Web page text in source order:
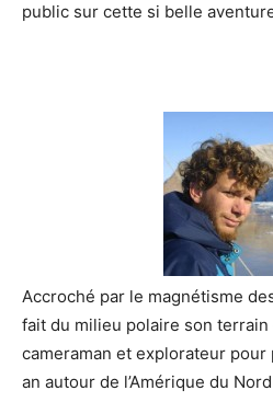
public sur cette si belle
Accroché par le magnétisme
fait du milieu polaire son
cameraman et explorateur
an autour de l’Amérique du